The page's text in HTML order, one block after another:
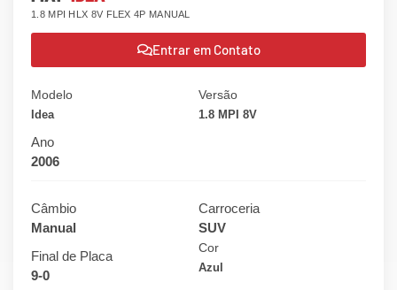
1.8 MPI HLX 8V FLEX 4P MANUAL
Entrar em Contato
Modelo
Idea
Versão
1.8 MPI 8V
Ano
2006
Câmbio
Manual
Carroceria
SUV
Final de Placa
9-0
Cor
Azul